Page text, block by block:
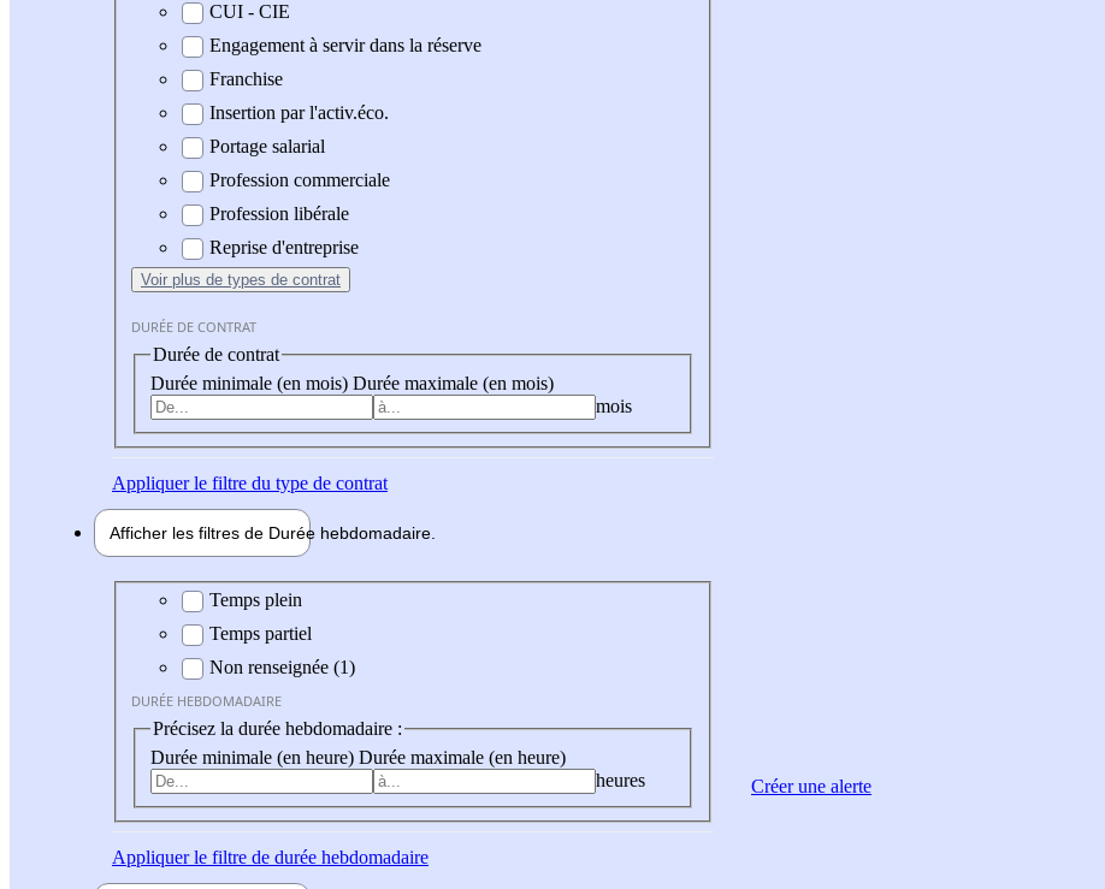
CUI - CIE
Engagement à servir dans la réserve
Franchise
Insertion par l'activ.éco.
Portage salarial
Profession commerciale
Profession libérale
Reprise d'entreprise
Voir plus de types de contrat
DURÉE DE CONTRAT
Durée de contrat
Durée minimale (en mois) Durée maximale (en mois)
mois
Appliquerle filtre du type de contrat
Afficher les filtres de Durée hebdomadaire
Durée hebdomadaire
Temps plein
Temps partiel
Non renseignée (1)
DURÉE HEBDOMADAIRE
Précisez la durée hebdomadaire :
Durée minimale (en heure) Durée maximale (en heure)
heures
Appliquerle filtre de durée hebdomadaire
Créer une alerte